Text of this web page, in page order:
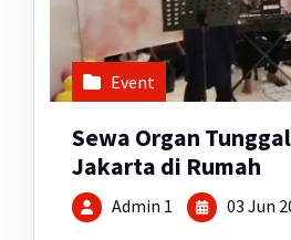
Event
Sewa Organ
Jakarta di Rumah
Admin 1 03 Jun